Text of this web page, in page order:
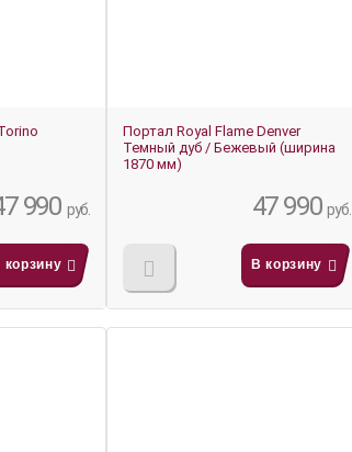
990 руб.
корзину
Портал Royal Flame Denver
Темный дуб / Бежевый (ширина
1870 мм)
47 990руб.
В корзину